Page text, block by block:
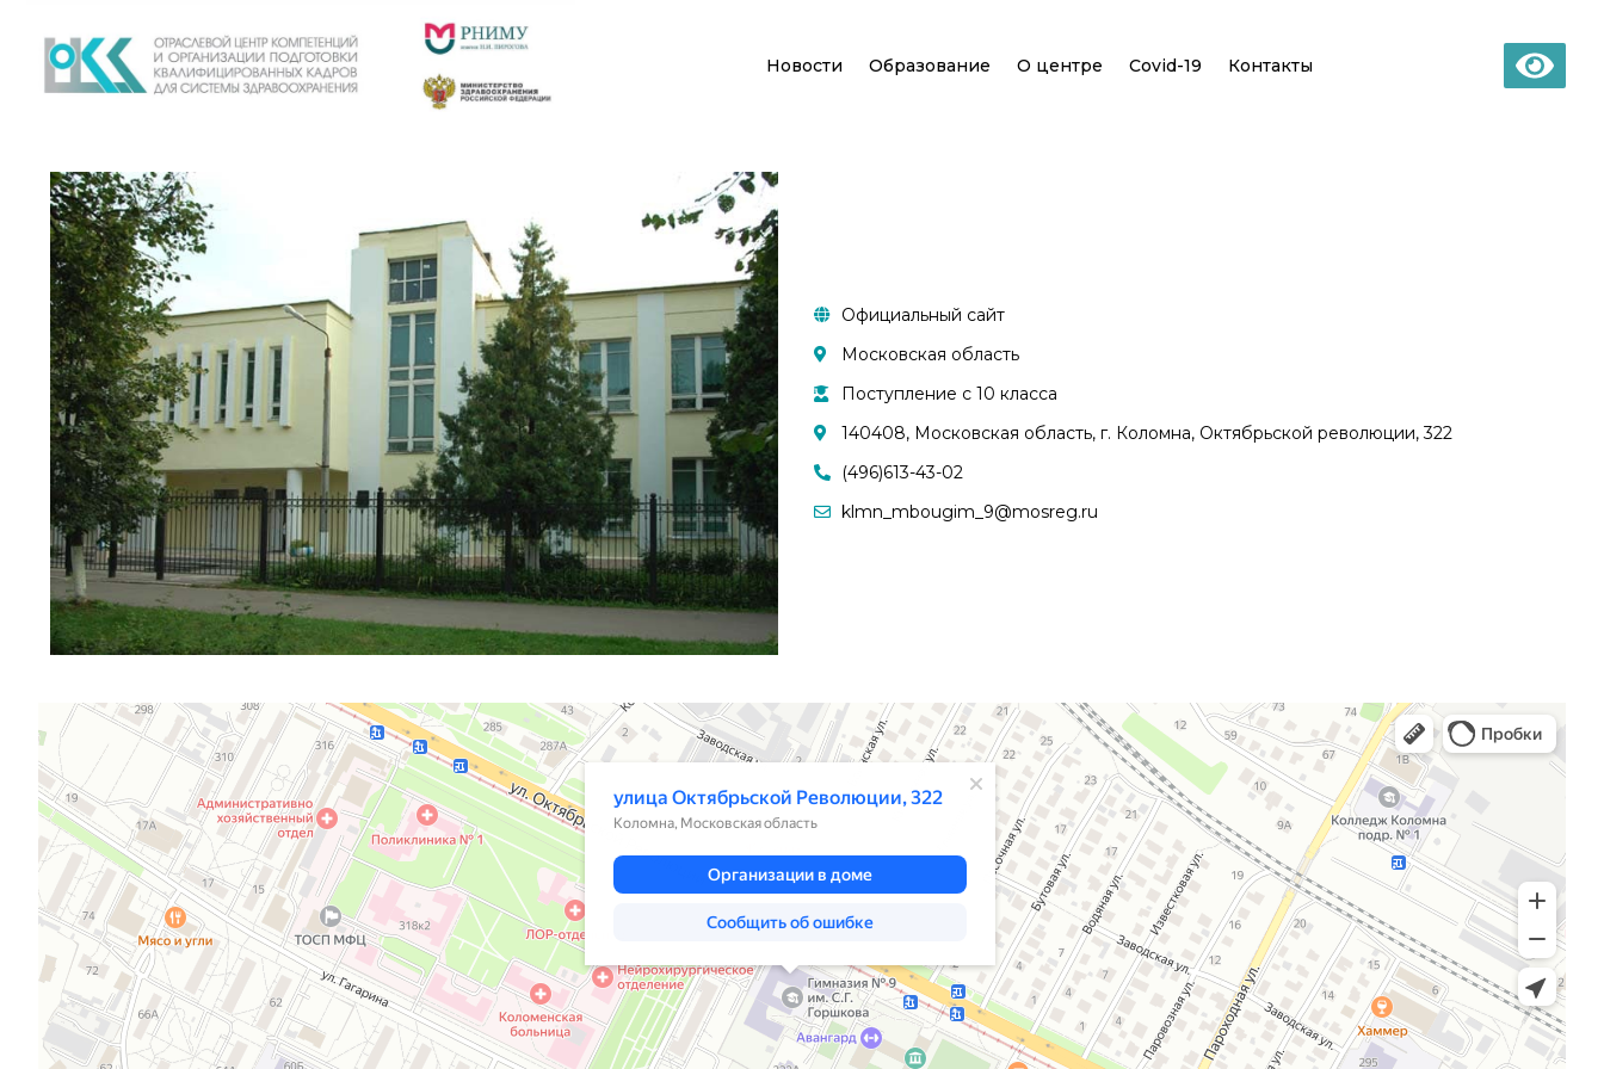
Новости Образование О центре Covid-19 Контакты
Официальный сайт
Московская область
Поступление с 10 класса
140408, Московская область, г. Коломна, Октябрьской революции, 322
(496)613-43-02
klmn_mbougim_9@mosreg.ru
Коломна
Улица Октябрьской Революции, 322 — Яндекс.Карты